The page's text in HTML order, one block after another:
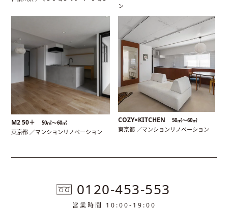
ン
M2 50＋ 50㎡〜60㎡
東京都 ／マンションリノベーション
COZY×KITCHEN 50㎡〜60㎡
東京都 ／マンションリノベーション
0120-453-553
営業時間 10:00-19:00